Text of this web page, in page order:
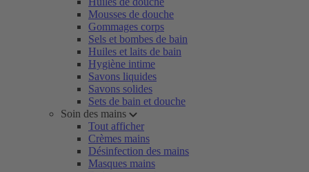
Mousses de douche
Gommages corps
Sels et bombes de bain
Huiles et laits de bain
Hygiène intime
Savons liquides
Savons solides
Sets de bain et douche
Soin des mains
Tout afficher
Crèmes mains
Désinfection des mains
Masques mains